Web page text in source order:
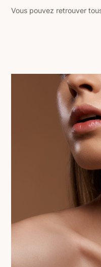
Vous pouvez retrouver